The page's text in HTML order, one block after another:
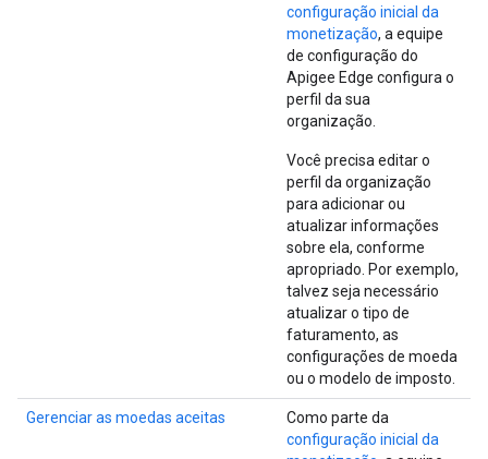
configuração inicial da
monetização, a equipe
de configuração do
Apigee Edge configura o
perfil da sua
organização.
Você precisa editar o
perfil da organização
para adicionar ou
atualizar informações
sobre ela, conforme
apropriado. Por exemplo,
talvez seja necessário
atualizar o tipo de
faturamento, as
configurações de moeda
ou o modelo de imposto.
Gerenciar as moedas aceitas
Como parte da
configuração inicial da